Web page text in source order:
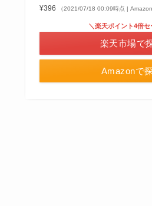
¥396
（2021/07/18 00:09時点 | Amazon
Amazonで
＼楽天ポイント4倍セ
楽天市場で